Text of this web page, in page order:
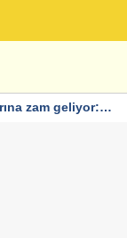
zam geliyor: